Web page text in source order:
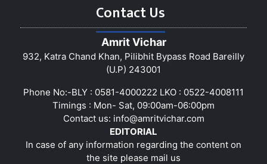
Contact Us
Amrit Vichar
932, Katra Chand Khan, Pilibhit Bypass Road Bareilly
(U.P) 243001
Phone No:-BLY : 0581-4000222 LKO : 0522-4008111
Timings : Mon- Sat, 09:00am-06:00pm
Contact us: info@amritvichar.com
EDITORIAL
In case of any information regarding the content on
the site please mail us